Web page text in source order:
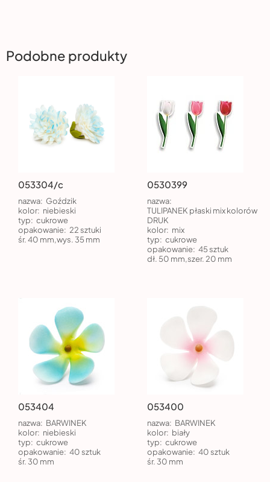
Podobne produkty
053304/c
nazwa: Goździk
kolor: niebieski
typ: cukrowe
opakowanie: 22 sztuki
śr. 40 mm,wys. 35 mm
0530399
nazwa:
TULIPANEK płaski mix kolorów
DRUK
kolor: mix
typ: cukrowe
opakowanie: 45 sztuk
dł. 50 mm,szer. 20 mm
053404
nazwa: BARWINEK
kolor: niebieski
typ: cukrowe
opakowanie: 40 sztuk
śr. 30 mm
053400
nazwa: BARWINEK
kolor: biały
typ: cukrowe
opakowanie: 40 sztuk
śr. 30 mm